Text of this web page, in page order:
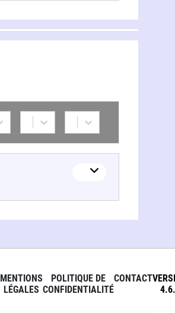
MENTIONS
LÉGALES
POLITIQUE DE
CONFIDENTIALITÉ
CONTACT